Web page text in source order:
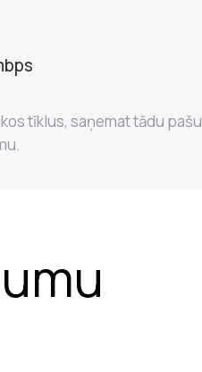
tīklus, saņemat tādu pašu